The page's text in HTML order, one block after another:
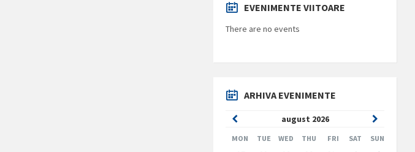
EVENIMENTE VIITOARE
There are no events
ARHIVA EVENIMENTE
august 2026
Previous
Month
Next
Month
MON TUE WED THU FRI SAT SUN